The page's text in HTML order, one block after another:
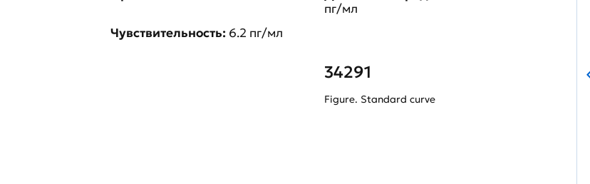
пг/мл
Чувствительность: 6.2 пг/мл
34291
Figure. Standard curve